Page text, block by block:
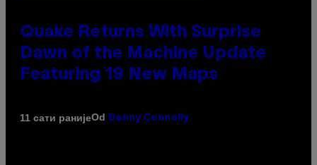
Quake Returns With Surprise
Dawn of the Machine Update
Featuring 19 New Maps
11 сати ранијеOd Denny Connolly